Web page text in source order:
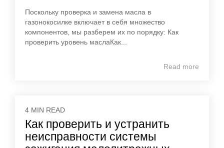
Поскольку проверка и замена масла в
газонокосилке включает в себя множество
компонентов, мы разберем их по порядку: Как
проверить уровень маслаКак...
Read more
4 MIN READ
Как проверить и устранить
неисправности системы